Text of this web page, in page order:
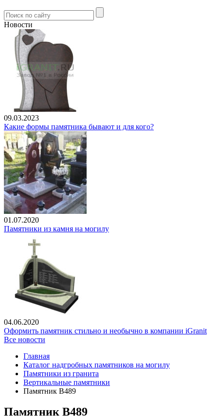
Новости
09.03.2023
Какие формы памятника бывают и для кого?
01.07.2020
Памятники из камня на могилу
04.06.2020
Оформить памятник стильно и необычно в компании iGranit
Все новости
Главная
Каталог надгробных памятников на могилу
Памятники из гранита
Вертикальные памятники
Памятник В489
Памятник В489